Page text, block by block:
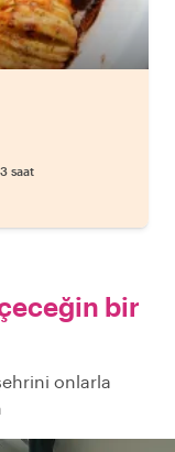
3 saat
bir
onlarla